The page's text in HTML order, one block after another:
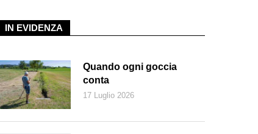
IN EVIDENZA
Quando ogni goccia
conta
17 Luglio 2026